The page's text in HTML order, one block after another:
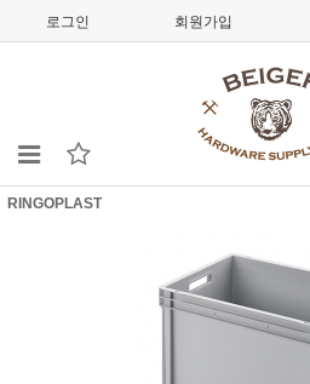
로그인 회원가입
RINGOPLAST